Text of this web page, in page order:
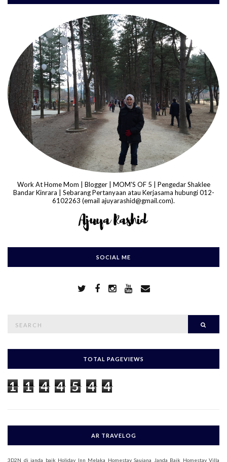
Work At Home Mom | Blogger | MOM'S OF 5 | Pengedar Shaklee
Bandar Kinrara | Sebarang Pertanyaan atau Kerjasama hubungi 012-
6102263 (email ajuyarashid@gmail.com).
SOCIAL ME
c
f
r
:
TOTAL PAGEVIEWS
1 1 4 4 5 4 4
AR TRAVELOG
3D2N di janda baik Holiday Inn Melaka Homestay Saujana Janda Baik Homestay Villa